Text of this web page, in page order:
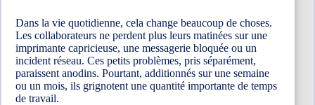
Dans la vie quotidienne, cela change beaucoup de choses.
Les collaborateurs ne perdent plus leurs matinées sur une
imprimante capricieuse, une messagerie bloquée ou un
incident réseau. Ces petits problèmes, pris séparément,
paraissent anodins. Pourtant, additionnés sur une semaine
ou un mois, ils grignotent une quantité importante de temps
de travail.